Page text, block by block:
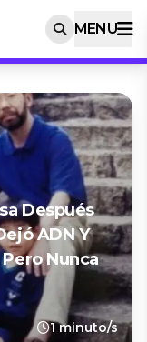
MENU
Después
ADN Y
Nunca
1 minuto/s